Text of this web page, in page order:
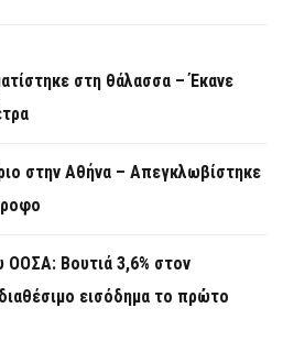
στη θάλασσα – Έκανε
στην Αθήνα – Απεγκλωβίστηκε
Βουτιά 3,6% στον
εισόδημα το πρώτο